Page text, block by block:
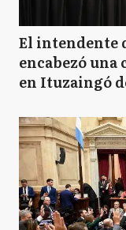
El intendente
encabezó
en Ituzaingó